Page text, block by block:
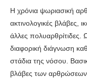
Η χρόνια ψωριασική
ακτινολογικές βλάβες,
άλλες πολυαρθρίτιδες.
διαφορική διάγνωση
στάδια της νόσου.
βλάβες των αρθρώσεων